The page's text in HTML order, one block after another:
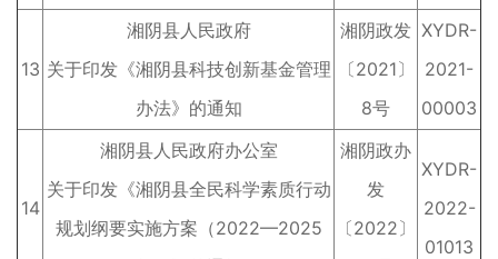
13
湘阴县人民政府
关于印发《湘阴县科技创新基金管理
办法》的通知
湘阴政发
〔2021〕
8号
XYDR-
2021-
00003
14
湘阴县人民政府办公室
关于印发《湘阴县全民科学素质行动
规划纲要实施方案（2022—2025
湘阴政办
发
〔2022〕
XYDR-
2022-
01013